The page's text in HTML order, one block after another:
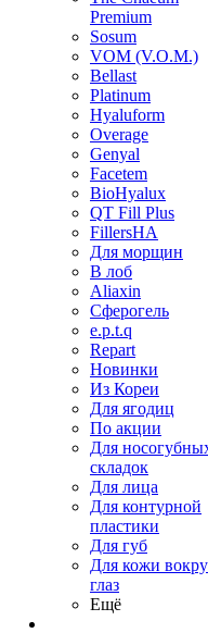
Premium
Sosum
VOM (V.O.M.)
Bellast
Platinum
Hyaluform
Overage
Genyal
Facetem
BioHyalux
QT Fill Plus
FillersHA
Для морщин
В лоб
Aliaxin
Сферогель
e.p.t.q
Repart
Новинки
Из Кореи
Для ягодиц
По акции
Для
складок
Для лица
Для контурной
пластики
Для губ
Для кожи
глаз
Ещё